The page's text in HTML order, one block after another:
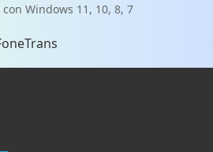
Windows 11, 10, 8, 7